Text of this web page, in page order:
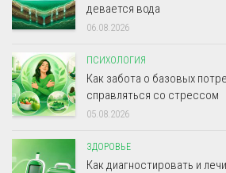
девается вода
06.08.2026
ПСИХОЛОГИЯ
Как забота о базовых
справляться со стрессом
05.08.2026
ЗДОРОВЬЕ
Как диагностировать и